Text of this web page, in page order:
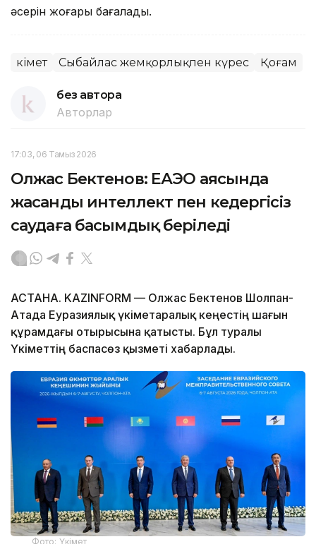
әсерін жоғары бағалады.
Үкімет Сыбайлас жемқорлықпен күрес Қоғам
без автора
Авторлар
17:03, 06 Тамыз 2026
Олжас Бектенов: ЕАЭО аясында
жасанды интеллект пен кедергісіз
саудаға басымдық беріледі
АСТАНА. KAZINFORM — Олжас Бектенов Шолпан-
Атада Еуразиялық үкіметаралық кеңестің шағын
құрамдағы отырысына қатысты. Бұл туралы
Үкіметтің баспасөз қызметі хабарлады.
Фото: Үкімет